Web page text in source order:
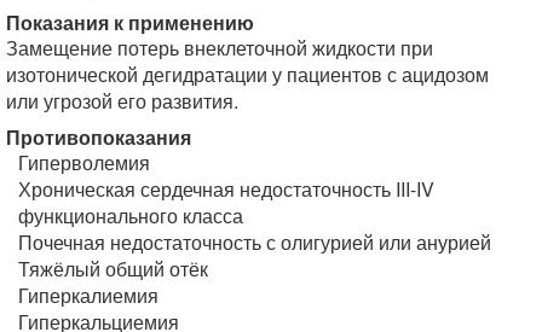
Показания к применению
Замещение потерь внеклеточной жидкости при
изотонической дегидратации у пациентов с ацидозом
или угрозой его развития.
Противопоказания
Гиперволемия
Хроническая сердечная недостаточность III-IV
функционального класса
Почечная недостаточность с олигурией или анурией
Тяжёлый общий отёк
Гиперкалиемия
Гиперкальциемия